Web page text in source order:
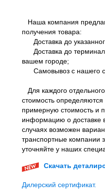
Наша компания
получения товара:
Доставка до
Доставка до
вашем городе;
Самовывоз с нашего
Для каждого
стоимость
примерную стоимость и
информацию о доставке
случаях возможен
транспортные компании
уточняйте у наших
Скачать
Дилерский сертификат.